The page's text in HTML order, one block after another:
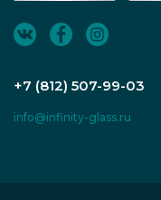
+7 (812) 507-99-03
info@infinity-glass.ru